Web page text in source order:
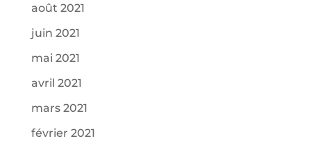
août 2021
juin 2021
mai 2021
avril 2021
mars 2021
février 2021